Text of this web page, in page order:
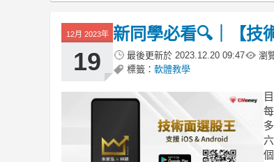
12月 2023年
19
新同學必看🔍｜【技
最後更新於 2023.12.20 09:47 瀏
標籤： 軟體教學